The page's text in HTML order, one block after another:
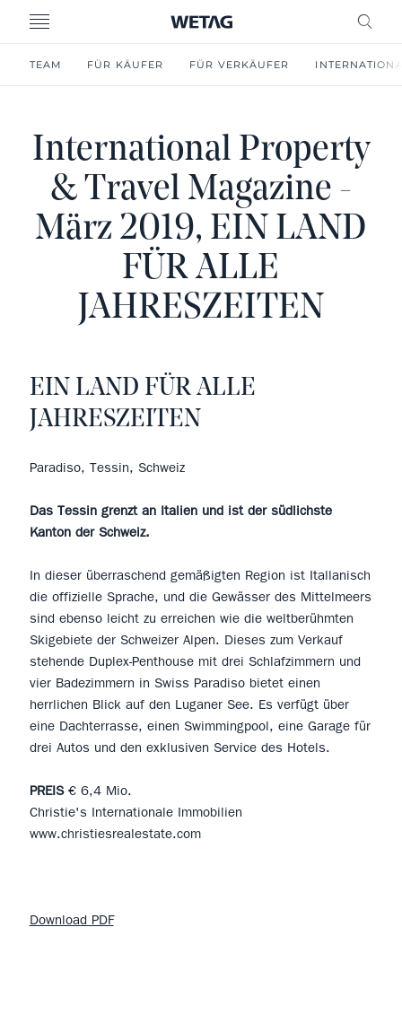
MENU
TEAM FÜR KÄUFER FÜR VERKÄUFER
International Property
& Travel Magazine -
März 2019, EIN LAND
FÜR ALLE
JAHRESZEITEN
EIN LAND FÜR ALLE
JAHRESZEITEN
Paradiso, Tessin, Schweiz
Das Tessin grenzt an Italien und ist der südlichste
Kanton der Schweiz.
In dieser überraschend gemäßigten Region ist Itallanisch
die offizielle Sprache, und die Gewässer des Mittelmeers
sind ebenso leicht zu erreichen wie die weltberühmten
Skigebiete der Schweizer Alpen. Dieses zum Verkauf
stehende Duplex-Penthouse mit drei Schlafzimmern und
vier Badezimmern in Swiss Paradiso bietet einen
herrlichen Blick auf den Luganer See. Es verfügt über
eine Dachterrasse, einen Swimmingpool, eine Garage für
drei Autos und den exklusiven Service des Hotels.
PREIS€ 6,4 Mio.
Christie's Internationale Immobilien
www.christiesrealestate.com
Download PDF